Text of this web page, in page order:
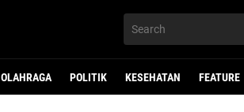
OLAHRAGA POLITIK KESEHATAN FEATURE